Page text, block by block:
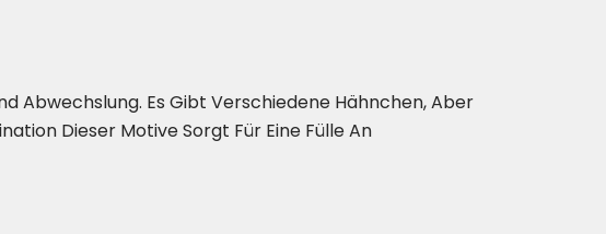
Abwechslung. Es Gibt Verschiedene Hähnchen, Aber
Dieser Motive Sorgt Für Eine Fülle An